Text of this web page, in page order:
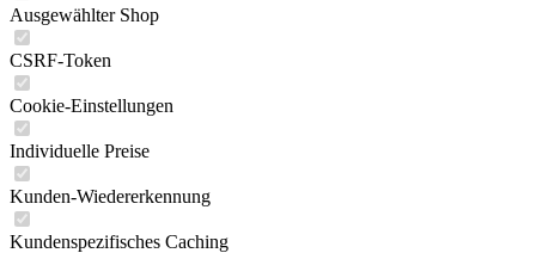
Ausgewählter Shop
CSRF-Token
Cookie-Einstellungen
Individuelle Preise
Kunden-Wiedererkennung
Kundenspezifisches Caching